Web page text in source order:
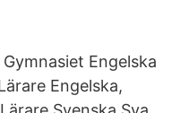
Engelska
Engelska,